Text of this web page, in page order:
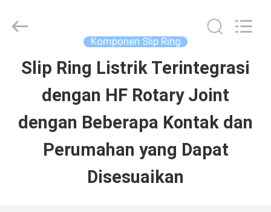
RUMAH
PRODUK
TAMPILAN
Electronics
Komponen Slip Ring
Slip Ring Listrik Terintegrasi
dengan HF Rotary Joint
dengan Beberapa Kontak dan
Perumahan yang Dapat
Disesuaikan